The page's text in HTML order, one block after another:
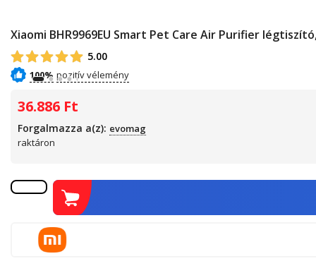
Xiaomi BHR9969EU Smart Pet Care Air Purifier
5.00
100%
36.886 Ft
Forgalmazza a(z): evomag
raktáron